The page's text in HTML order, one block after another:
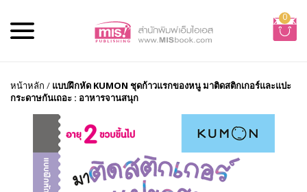
0
หน้าหลัก / แบบฝึกหัด KUMON ชุดก้าวแรกของหนู มาติดสติกเกอร์และแปะ
กระดาษกันเถอะ : อาหารจานสนุก